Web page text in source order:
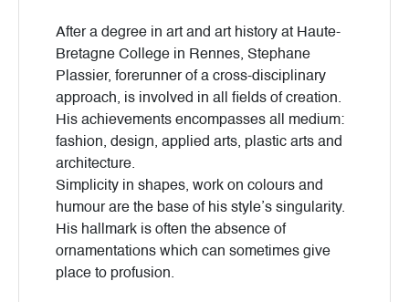
After a degree in art and art history at Haute-
Bretagne College in Rennes, Stephane
Plassier, forerunner of a cross-disciplinary
approach, is involved in all fields of creation.
His achievements encompasses all medium:
fashion, design, applied arts, plastic arts and
architecture.
Simplicity in shapes, work on colours and
humour are the base of his style’s singularity.
His hallmark is often the absence of
ornamentations which can sometimes give
place to profusion.